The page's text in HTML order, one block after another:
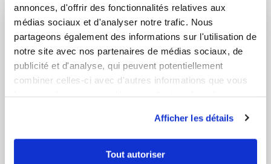
annonces, d'offrir des fonctionnalités relatives aux
médias sociaux et d'analyser notre trafic. Nous
partageons également des informations sur l'utilisation de
notre site avec nos partenaires de médias sociaux, de
publicité et d'analyse, qui peuvent potentiellement
combiner celles-ci avec d'autres informations que vous
Afficher les détails
Tout autoriser